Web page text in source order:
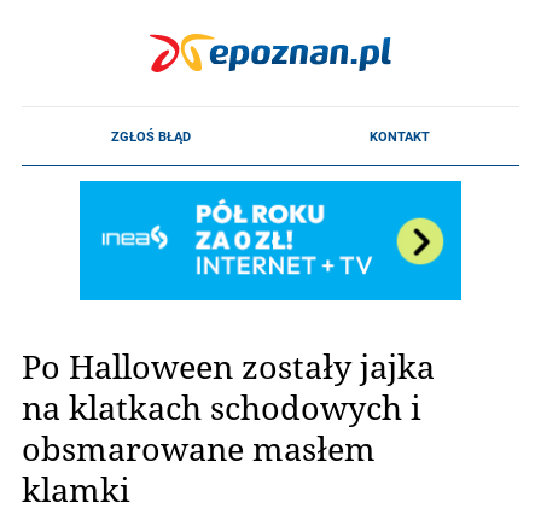
Po Halloween zostały jajka
na klatkach schodowych i
obsmarowane masłem
klamki